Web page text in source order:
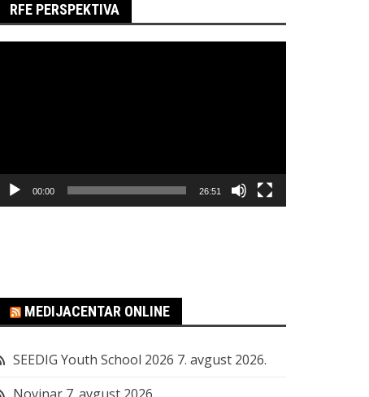
RFE PERSPEKTIVA
00:00 26:51
MEDIJACENTAR ONLINE
SEEDIG Youth School 2026 7. avgust 2026.
Novinar 7. avgust 2026.